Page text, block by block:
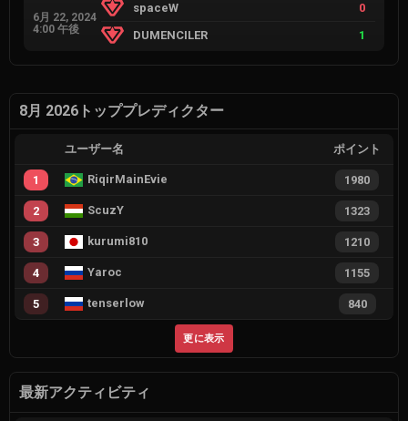
6月 22, 2024
4:00 午後
spaceW
0
DUMENCILER
1
8月 2026トッププレディクター
ユーザー名 ポイント
1 RiqirMainEvie 1980
2 ScuzY 1323
3 kurumi810 1210
4 Yaroc 1155
5 tenserlow 840
更に表示
最新アクティビティ